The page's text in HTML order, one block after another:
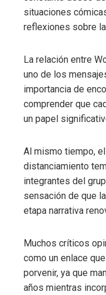
situaciones
reflexiones sobre
La relación entre
uno de los
importancia de
comprender que
un papel
Al mismo tiempo,
distanciamiento
integrantes del
sensación de que
etapa narrativa
Muchos críticos
como un enlace
porvenir, ya que
años mientras